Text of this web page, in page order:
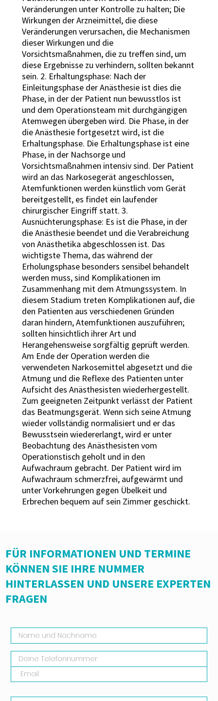
Veränderungen unter Kontrolle zu halten; Die
Wirkungen der Arzneimittel, die diese
Veränderungen verursachen, die Mechanismen
dieser Wirkungen und die
Vorsichtsmaßnahmen, die zu treffen sind, um
diese Ergebnisse zu verhindern, sollten bekannt
sein. 2. Erhaltungsphase: Nach der
Einleitungsphase der Anästhesie ist dies die
Phase, in der der Patient nun bewusstlos ist
und dem Operationsteam mit durchgängigen
Atemwegen übergeben wird. Die Phase, in der
die Anästhesie fortgesetzt wird, ist die
Erhaltungsphase. Die Erhaltungsphase ist eine
Phase, in der Nachsorge und
Vorsichtsmaßnahmen intensiv sind. Der Patient
wird an das Narkosegerät angeschlossen,
Atemfunktionen werden künstlich vom Gerät
bereitgestellt, es findet ein laufender
chirurgischer Eingriff statt. 3.
Ausnüchterungsphase: Es ist die Phase, in der
die Anästhesie beendet und die Verabreichung
von Anästhetika abgeschlossen ist. Das
wichtigste Thema, das während der
Erholungsphase besonders sensibel behandelt
werden muss, sind Komplikationen im
Zusammenhang mit dem Atmungssystem. In
diesem Stadium treten Komplikationen auf, die
den Patienten aus verschiedenen Gründen
daran hindern, Atemfunktionen auszuführen;
sollten hinsichtlich ihrer Art und
Herangehensweise sorgfältig geprüft werden.
Am Ende der Operation werden die
verwendeten Narkosemittel abgesetzt und die
Atmung und die Reflexe des Patienten unter
Aufsicht des Anästhesisten wiederhergestellt.
Zum geeigneten Zeitpunkt verlässt der Patient
das Beatmungsgerät. Wenn sich seine Atmung
wieder vollständig normalisiert und er das
Bewusstsein wiedererlangt, wird er unter
Beobachtung des Anästhesisten vom
Operationstisch geholt und in den
Aufwachraum gebracht. Der Patient wird im
Aufwachraum schmerzfrei, aufgewärmt und
unter Vorkehrungen gegen Übelkeit und
Erbrechen bequem auf sein Zimmer geschickt.
FÜR INFORMATIONEN UND TERMINE
KÖNNEN SIE IHRE NUMMER
HINTERLASSEN UND UNSERE EXPERTEN
FRAGEN